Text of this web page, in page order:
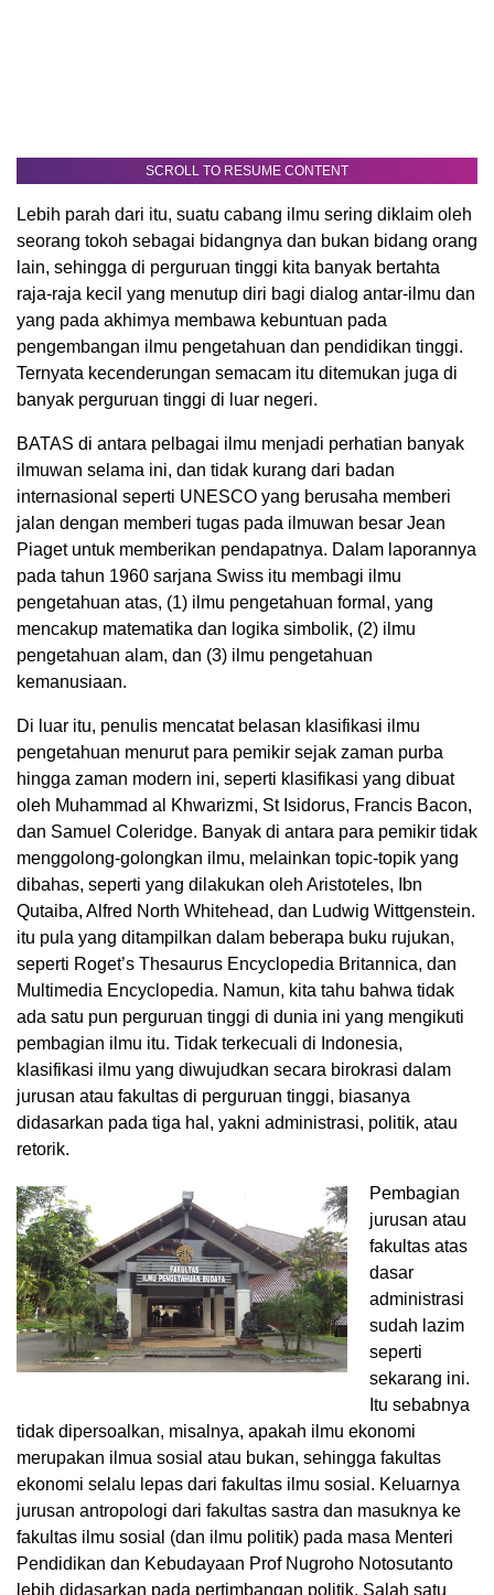
SCROLL TO RESUME CONTENT
Lebih parah dari itu, suatu cabang ilmu sering diklaim oleh
seorang tokoh sebagai bidangnya dan bukan bidang orang
lain, sehingga di perguruan tinggi kita banyak bertahta
raja-raja kecil yang menutup diri bagi dialog antar-ilmu dan
yang pada akhimya membawa kebuntuan pada
pengembangan ilmu pengetahuan dan pendidikan tinggi.
Ternyata kecenderungan semacam itu ditemukan juga di
banyak perguruan tinggi di luar negeri.
BATAS di antara pelbagai ilmu menjadi perhatian banyak
ilmuwan selama ini, dan tidak kurang dari badan
internasional seperti UNESCO yang berusaha memberi
jalan dengan memberi tugas pada ilmuwan besar Jean
Piaget untuk memberikan pendapatnya. Dalam laporannya
pada tahun 1960 sarjana Swiss itu membagi ilmu
pengetahuan atas, (1) ilmu pengetahuan formal, yang
mencakup matematika dan logika simbolik, (2) ilmu
pengetahuan alam, dan (3) ilmu pengetahuan
kemanusiaan.
Di luar itu, penulis mencatat belasan klasifikasi ilmu
pengetahuan menurut para pemikir sejak zaman purba
hingga zaman modern ini, seperti klasifikasi yang dibuat
oleh Muhammad al Khwarizmi, St Isidorus, Francis Bacon,
dan Samuel Coleridge. Banyak di antara para pemikir tidak
menggolong-golongkan ilmu, melainkan topic-topik yang
dibahas, seperti yang dilakukan oleh Aristoteles, Ibn
Qutaiba, Alfred North Whitehead, dan Ludwig Wittgenstein.
itu pula yang ditampilkan dalam beberapa buku rujukan,
seperti Roget’s Thesaurus Encyclopedia Britannica, dan
Multimedia Encyclopedia. Namun, kita tahu bahwa tidak
ada satu pun perguruan tinggi di dunia ini yang mengikuti
pembagian ilmu itu. Tidak terkecuali di Indonesia,
klasifikasi ilmu yang diwujudkan secara birokrasi dalam
jurusan atau fakultas di perguruan tinggi, biasanya
didasarkan pada tiga hal, yakni administrasi, politik, atau
retorik.
Pembagian
jurusan atau
fakultas atas
dasar
administrasi
sudah lazim
seperti
sekarang ini.
Itu sebabnya
tidak dipersoalkan, misalnya, apakah ilmu ekonomi
merupakan ilmua sosial atau bukan, sehingga fakultas
ekonomi selalu lepas dari fakultas ilmu sosial. Keluarnya
jurusan antropologi dari fakultas sastra dan masuknya ke
fakultas ilmu sosial (dan ilmu politik) pada masa Menteri
Pendidikan dan Kebudayaan Prof Nugroho Notosutanto
lebih didasarkan pada pertimbangan politik. Salah satu